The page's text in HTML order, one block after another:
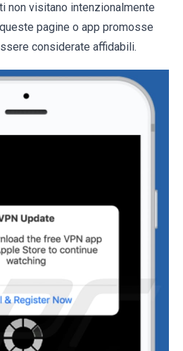
non visitano intenzionalmente
pagine o app promosse
considerate affidabili.